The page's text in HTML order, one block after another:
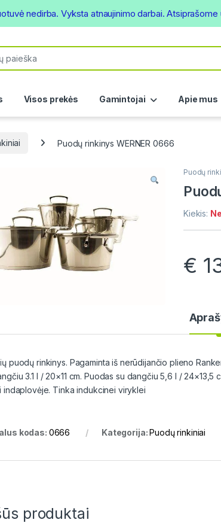
Visos prekės Gamintojai Apie mus
Puodų rinkinys WERNER 0666
Puodų
Kiekis:
€
puodų rinkinys. Pagaminta iš nerūdijančio plieno
3.1 l / 20×11 cm. Puodas su dangčiu 5,6 l /
indaplovėje. Tinka indukcinei viryklei
kodas: 0666 Kategorija:Puodų rinkiniai
produktai
nedirba. Vyksta atnaujinimo darbai.